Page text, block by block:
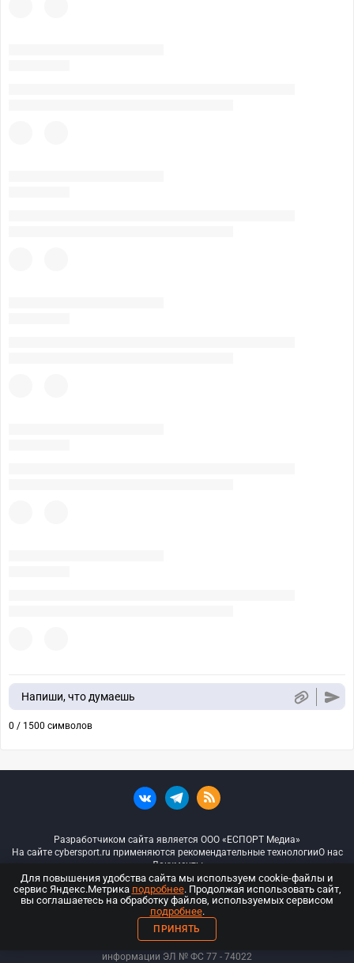
Напиши, что думаешь
0 / 1500 символов
Разработчиком сайта является ООО «ЕСПОРТ Медиа»
На сайте cybersport.ru применяются рекомендательные технологииО нас
Документы
© ООО «Киберспорт.ру» — Все права защищены
18+
ООО «Киберспорт.ру». Свидетельство о регистрации средств массовой
информации ЭЛ № ФС 77 - 74022
Для повышения удобства сайта мы используем cookie-файлы и
сервис Яндекс.Метрика подробнее. Продолжая использовать сайт,
вы соглашаетесь на обработку файлов, используемых сервисом
подробнее.
ПРИНЯТЬ